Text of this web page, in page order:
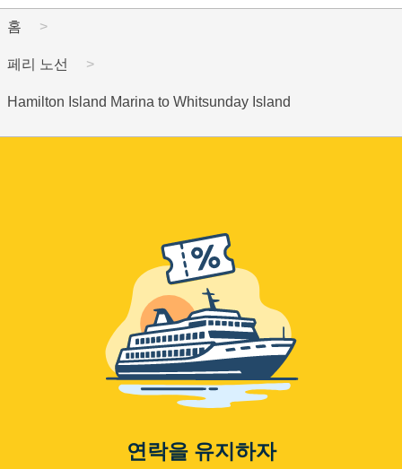
홈
페리 노선
Hamilton Island Marina to Whitsunday Island
연락을 유지하자